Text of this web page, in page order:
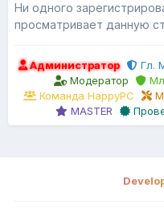
Ни одного
просматривает данную
Администратор Гл.
Модератор
Команда HappyPC
MASTER